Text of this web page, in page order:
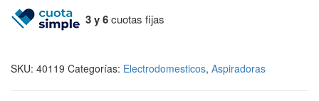
3 y 6cuotas fijas
SKU: 40119 Categorías: Electrodomesticos, Aspiradoras